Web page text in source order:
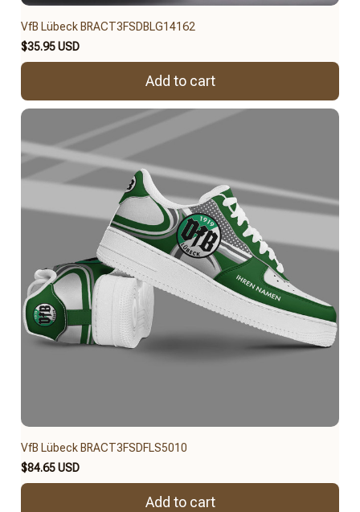
VfB Lübeck BRACT3FSDBLG14162
$35.95 USD
Add to cart
VfB Lübeck BRACT3FSDFLS5010
$84.65 USD
Add to cart